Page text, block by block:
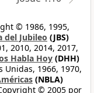
© 1986, 1995,
del Jubileo (JBS)
2010, 2014, 2017,
Habla Hoy (DHH)
1966, 1970,
(NBLA)
© 2005 por